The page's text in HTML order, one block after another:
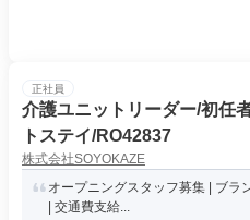
正社員
介護ユニットリーダー/初任
トステイ/RO42837
株式会社SOYOKAZE
オープニングスタッフ募集 | ブラ
| 交通費支給...